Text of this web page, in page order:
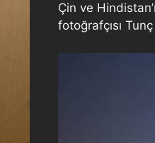
Çin ve
fotoğrafçısı